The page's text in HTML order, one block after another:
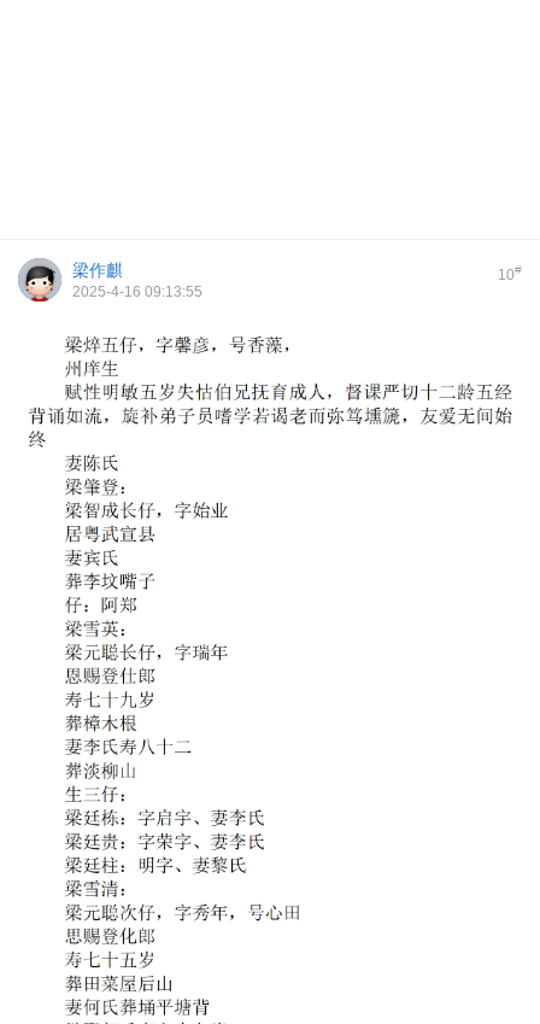
10#
梁作麒
2025-4-16 09:13:55